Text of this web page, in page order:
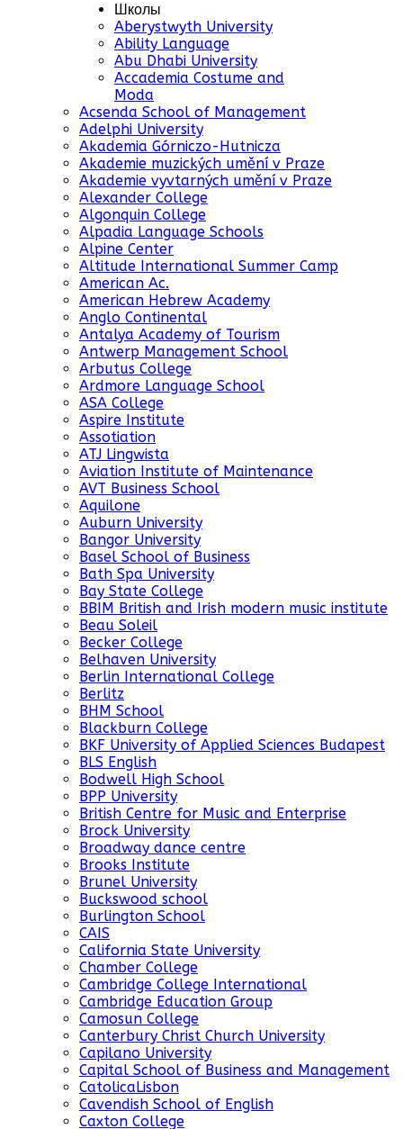
Школы
Aberystwyth University
Ability Language
Abu Dhabi University
Accademia Costume and
Moda
Acsenda School of Management
Adelphi University
Akademia Górniczo-Hutnicza
Akademie muzických umění v Praze
Akademie vyvtarných umění v Praze
Alexander College
Algonquin College
Alpadia Language Schools
Alpine Center
Altitude International Summer Camp
American Ac.
American Hebrew Academy
Anglo Continental
Antalya Academy of Tourism
Antwerp Management School
Arbutus College
Ardmore Language School
ASA College
Aspire Institute
Assotiation
ATJ Lingwista
Aviation Institute of Maintenance
AVT Business School
Aquilone
Auburn University
Bangor University
Basel School of Business
Bath Spa University
Bay State College
BBIM British and Irish modern music institute
Beau Soleil
Becker College
Belhaven University
Berlin International College
Berlitz
BHM School
Blackburn College
BKF University of Applied Sciences Budapest
BLS English
Bodwell High School
BPP University
British Centre for Music and Enterprise
Brock University
Broadway dance centre
Brooks Institute
Brunel University
Buckswood school
Burlington School
CAIS
California State University
Chamber College
Cambridge College International
Cambridge Education Group
Camosun College
Canterbury Christ Church University
Capilano University
Capital School of Business and Management
CatolicaLisbon
Cavendish School of English
Caxton College